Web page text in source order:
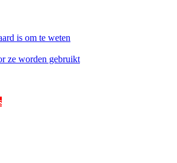
is om te weten
ze worden gebruikt